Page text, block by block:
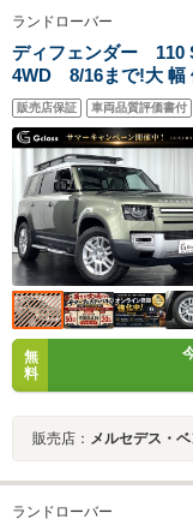
ランドローバー
ディフェンダー 110
4WD 8/16まで!大 幅
ンゲアグリーン エア
AppleCarPlay/
ート アクティブクル
販売店保証 車両品質評価書付
無
料
販売店： メルセデス・
ランドローバー